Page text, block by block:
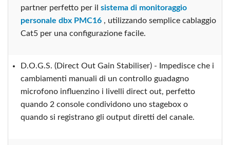
partner perfetto per il sistema di monitoraggio
personale dbx PMC16 , utilizzando semplice cablaggio
Cat5 per una configurazione facile.
D.O.G.S. (Direct Out Gain Stabiliser) - Impedisce che i
cambiamenti manuali di un controllo guadagno
microfono influenzino i livelli direct out, perfetto
quando 2 console condividono uno stagebox o
quando si registrano gli output diretti del canale.